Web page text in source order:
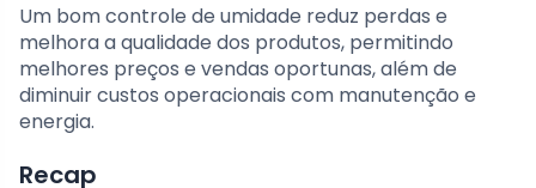
Um bom controle de umidade reduz perdas e
melhora a qualidade dos produtos, permitindo
melhores preços e vendas oportunas, além de
diminuir custos operacionais com manutenção e
energia.
Recap